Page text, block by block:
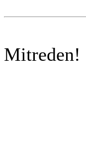
Mitreden!